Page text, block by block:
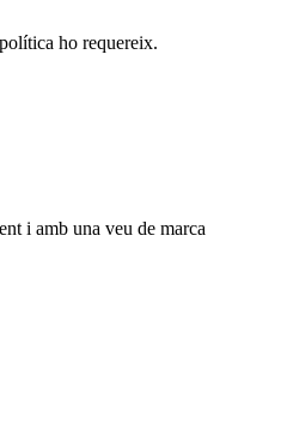
ho requereix.
i amb una veu de marca